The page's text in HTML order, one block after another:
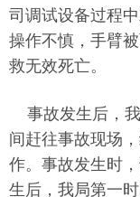
司调试设备过程
操作不慎，手臂
救无效死亡。
事故发生后，
间赶往事故现场
作。事故发生时
生后，我局第一